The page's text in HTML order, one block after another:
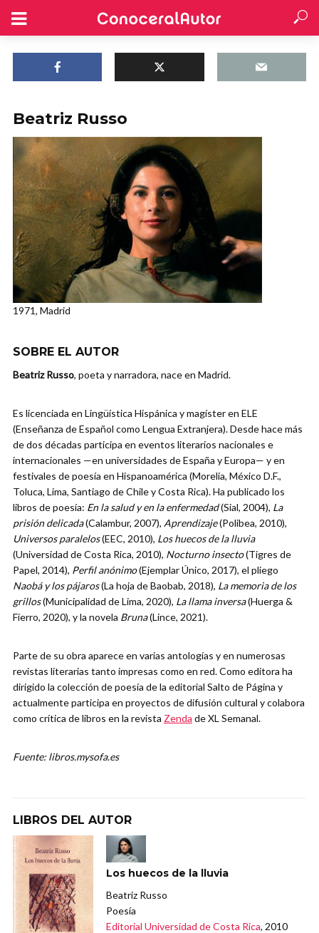
Beatriz Russo
1971, Madrid
SOBRE EL AUTOR
Beatriz Russo, poeta y narradora, nace en Madrid.
Es licenciada en Lingüística Hispánica y magíster en ELE
(Enseñanza de Español como Lengua Extranjera). Desde hace más
de dos décadas participa en eventos literarios nacionales e
internacionales —en universidades de España y Europa— y en
festivales de poesía en Hispanoamérica (Morelia, México D.F.,
Toluca, Lima, Santiago de Chile y Costa Rica). Ha publicado los
libros de poesía: En la salud y en la enfermedad(Sial, 2004), La
prisión delicada(Calambur, 2007), Aprendizaje(Polibea, 2010),
Universos paralelos(EEC, 2010), Los huecos de la lluvia
(Universidad de Costa Rica, 2010), Nocturno insecto(Tigres de
Papel, 2014), Perfil anónimo(Ejemplar Único, 2017), el pliego
Naobá y los pájaros(La hoja de Baobab, 2018), La memoria de los
grillos(Municipalidad de Lima, 2020), La llama inversa(Huerga &
Fierro, 2020), y la novela Bruna(Lince, 2021).
Parte de su obra aparece en varias antologías y en numerosas
revistas literarias tanto impresas como en red. Como editora ha
dirigido la colección de poesía de la editorial Salto de Página y
actualmente participa en proyectos de difusión cultural y colabora
como crítica de libros en la revista Zenda de XL Semanal.
Fuente: libros.mysofa.es
LIBROS DEL AUTOR
Los huecos de la lluvia
Beatriz Russo
Poesía
Editorial Universidad de Costa Rica, 2010